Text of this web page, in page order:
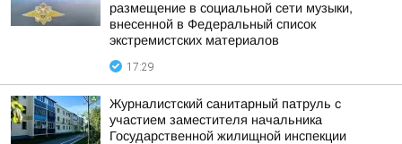
размещение в социальной сети музыки,
внесенной в Федеральный список
экстремистских материалов
17:29
Журналистский санитарный патруль с
участием заместителя начальника
Государственной жилищной инспекции